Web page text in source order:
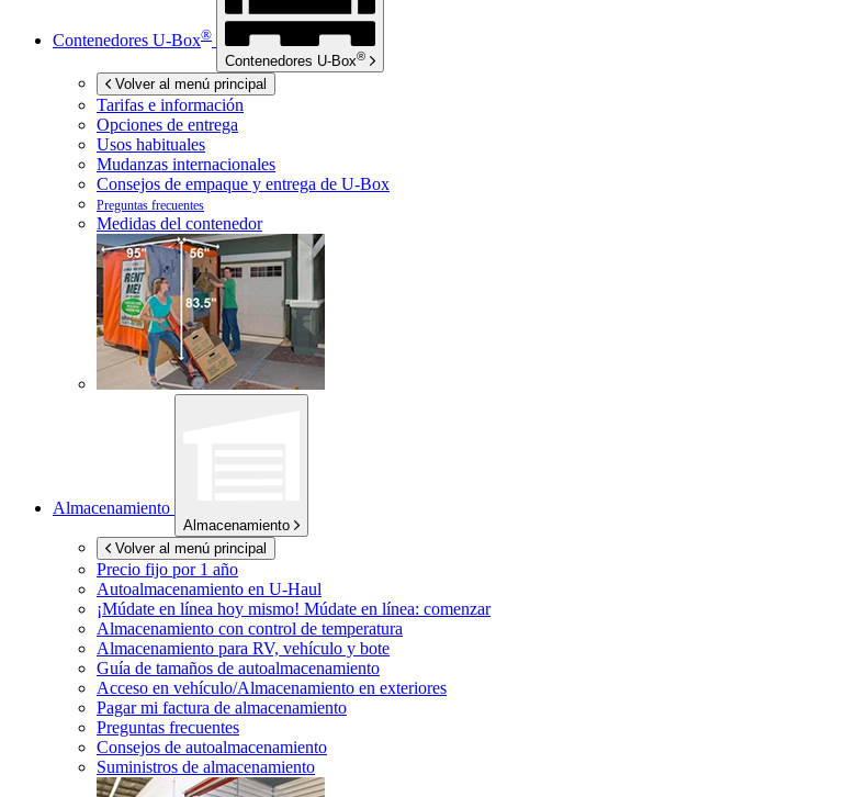
Contenedores U-Box®
Contenedores U-Box®
Volver al menú principal
Tarifas e información
Opciones de entrega
Usos habituales
Mudanzas internacionales
Consejos de empaque y entrega de U-Box
Preguntas frecuentes
Medidas del contenedor
Almacenamiento
Almacenamiento
Volver al menú principal
Precio fijo por 1 año
Autoalmacenamiento en U-Haul
¡Múdate en línea hoy mismo! Múdate en línea: comenzar
Almacenamiento con control de temperatura
Almacenamiento para RV, vehículo y bote
Guía de tamaños de autoalmacenamiento
Acceso en vehículo/Almacenamiento en exteriores
Pagar mi factura de almacenamiento
Preguntas frecuentes
Consejos de autoalmacenamiento
Suministros de almacenamiento